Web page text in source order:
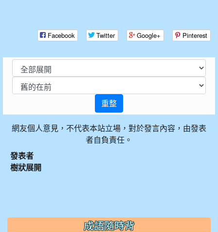
Facebook Twitter Google+ Pinterest
重整
網友個人意見，不代表本站立場，對於發言內容，由發表
者自負責任。
發表者
樹狀展開
::: 成語隨時背